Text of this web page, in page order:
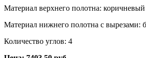
Материал верхнего полотна: коричневый
Материал нижнего полотна с вырезами:
Количество углов: 4